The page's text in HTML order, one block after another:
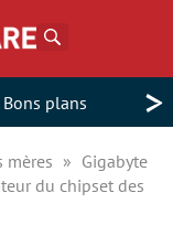
Bons plans >
mères
Gigabyte
du chipset des